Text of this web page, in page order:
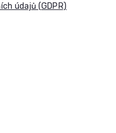
údajů (GDPR)